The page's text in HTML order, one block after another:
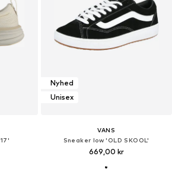
Nyhed
Unisex
VANS
Sneaker low 'OLD SKOOL'
669,00 kr